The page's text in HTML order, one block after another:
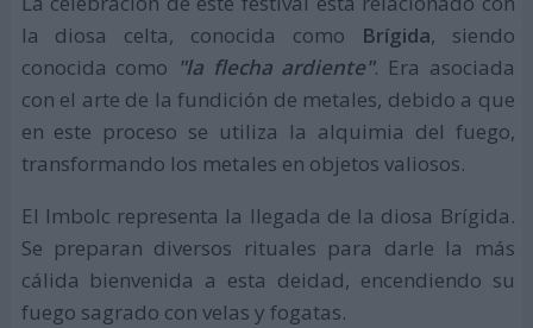
la diosa celta, conocida como Brígida, siendo
conocida como "la flecha ardiente". Era asociada
con el arte de la fundición de metales, debido a que
en este proceso se utiliza la alquimia del fuego,
transformando los metales en objetos valiosos.
El Imbolc representa la llegada de la diosa Brígida.
Se preparan diversos rituales para darle la más
cálida bienvenida a esta deidad, encendiendo su
fuego sagrado con velas y fogatas.